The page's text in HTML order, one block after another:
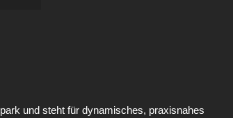
und steht für dynamisches, praxisnahes